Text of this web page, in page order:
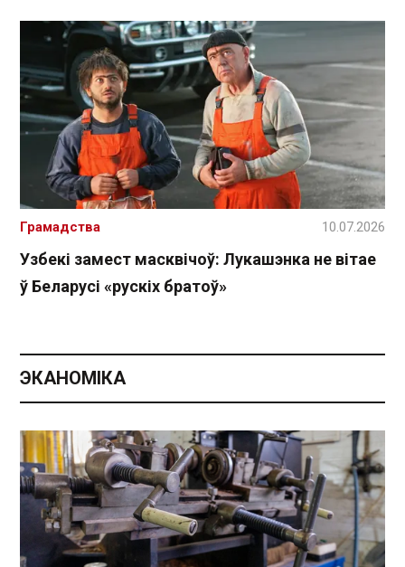
Узбекі замест масквічоў: Лукашэнка не вітае
ў Беларусі «рускіх братоў»
Грамадства 10.07.2026
ЭКАНОМІКА